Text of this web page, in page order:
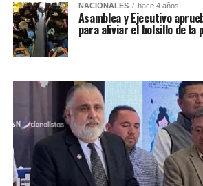
NACIONALES hace 4 años
Asamblea y Ejecutivo
para aliviar el bolsillo de la